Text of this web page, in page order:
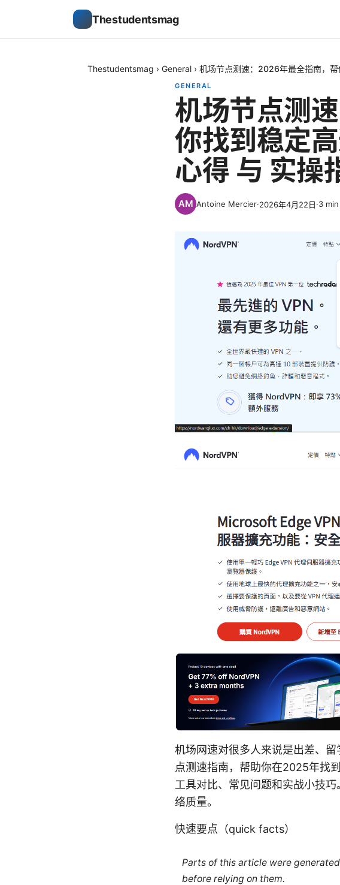
Thestudentsmag
Thestudentsmag › General › 机场节点测速：2026年最全指南，
GENERAL
机场节点测
你找到稳定
心得 与 实操
Antoine Mercier·2026年4月22日·3 min
机场网速对很多人来说是出差、
点测速指南，帮助你在2025年找
工具对比、常见问题和实战小技
络质量。
快速要点（quick facts）
Parts of this article were
before relying on them.